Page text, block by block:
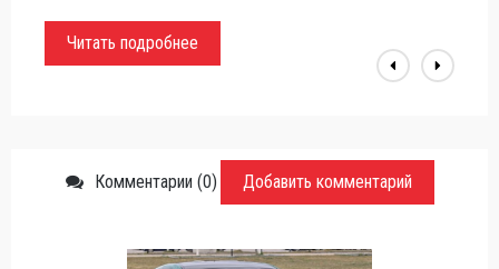
Читать подробнее
Комментарии (0) Добавить комментарий